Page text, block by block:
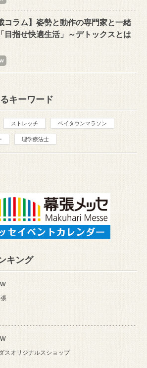
コラム】姿勢と動作の専門家と一緒
目指せ快適生活」～デトックスとは
キーワード
ストレッチ ベイタウンマラソン
理学療法士
キング
スオリジナルスショップ